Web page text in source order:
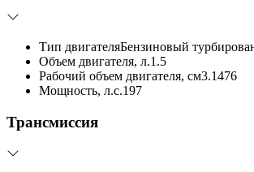
Тип двигателяБензиновый
Объем двигателя, л.1.5
Рабочий объем двигателя, см3.1476
Мощность, л.с.197
Трансмиссия